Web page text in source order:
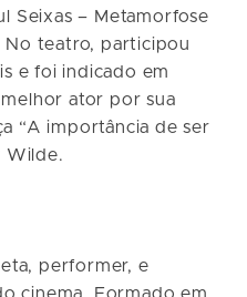
Seixas – Metamorfose
No teatro, participou
e foi indicado em
ator por sua
“A importância de ser
Wilde.
performer, e
cinema. Formado em